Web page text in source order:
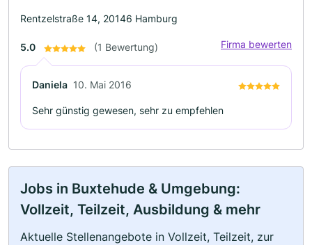
Rentzelstraße 14, 20146 Hamburg
5.0 (1 Bewertung) Firma bewerten
Daniela 10. Mai 2016
Sehr günstig gewesen, sehr zu empfehlen
Jobs in Buxtehude & Umgebung:
Vollzeit, Teilzeit, Ausbildung & mehr
Aktuelle Stellenangebote in Vollzeit, Teilzeit, zur